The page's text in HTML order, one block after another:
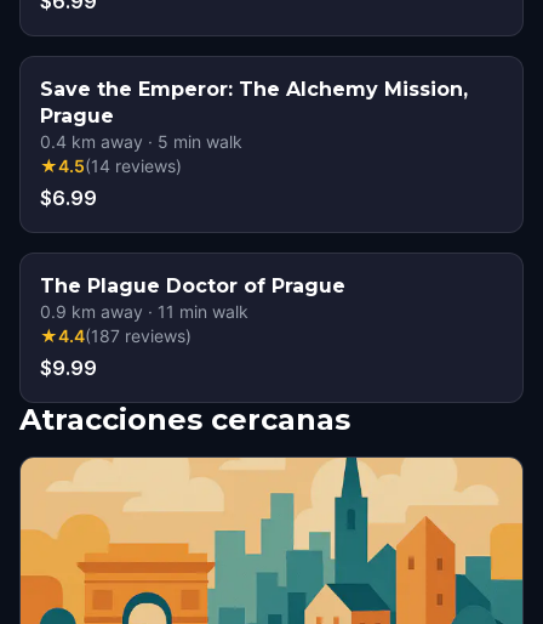
Save the Emperor: The Alchemy Mission,
Prague
0.4 km away · 5 min walk
★4.5(14 reviews)
$6.99
The Plague Doctor of Prague
0.9 km away · 11 min walk
★4.4(187 reviews)
$9.99
Atracciones cercanas